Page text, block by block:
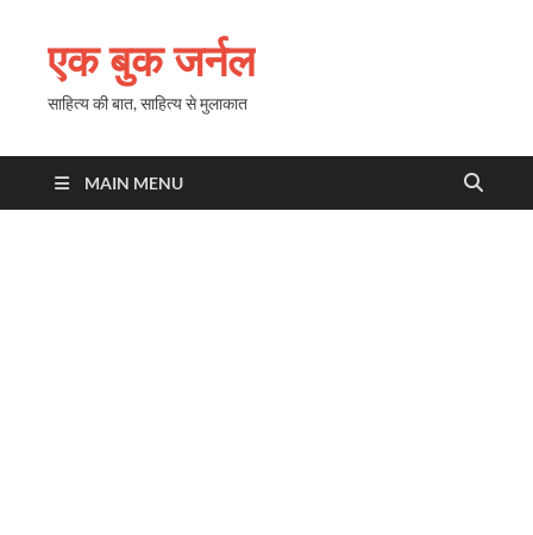
एक बुक जर्नल
साहित्य की बात, साहित्य से मुलाकात
MAIN MENU